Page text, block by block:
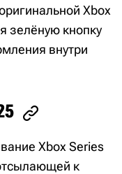
Xbox
зелёную кнопку
внутри
Xbox Series
к